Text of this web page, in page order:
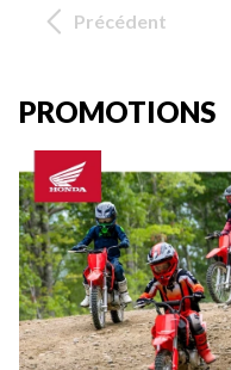
Précédent
PROMOTIONS